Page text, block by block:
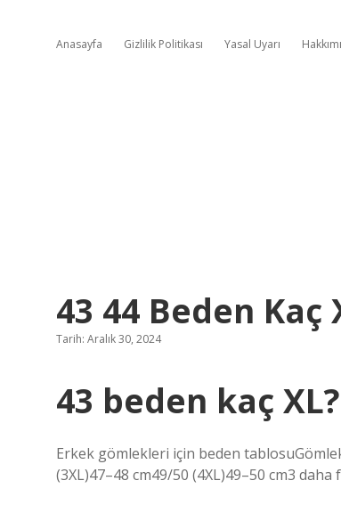
Anasayfa Gizlilik Politikası Yasal Uyarı
43 44 Beden Kaç
Tarih: Aralık 30, 2024
43 beden kaç XL?
Erkek gömlekleri için beden
(3XL)47–48 cm49/50 (4XL)49–50 cm3 daha